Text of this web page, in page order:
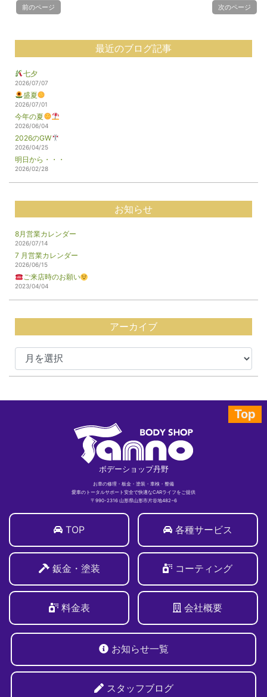
前のページ 次のページ
最近のブログ記事
七夕
2026/07/07
盛夏
2026/07/01
今年の夏
2026/06/04
2026のGW
2026/04/25
明日から・・・
2026/02/28
お知らせ
8月営業カレンダー
2026/07/14
7 月営業カレンダー
2026/06/15
ご来店時のお願い
2023/04/04
アーカイブ
Top
ボデーショップ丹野
お車の修理・板金・塗装・車検・整備
愛車のトータルサポート安全で快適なCARライフをご提供
〒990-2316 山形県山形市片谷地482−6
TOP 各種サービス
鈑金・塗装 コーティング
料金表 会社概要
お知らせ一覧
スタッフブログ